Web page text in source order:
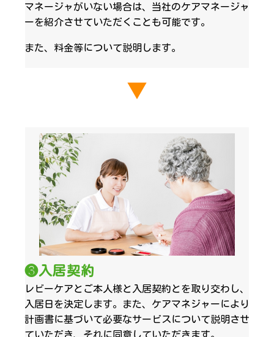
マネージャがいない場合は、当社のケアマネージャ
ーを紹介させていただくことも可能です。
また、料金等について説明します。
▼
❸入居契約
レビーケアとご本人様と入居契約とを取り交わし、
入居日を決定します。また、ケアマネジャーにより
計画書に基づいて必要なサービスについて説明させ
ていただき、それに同意していただきます。